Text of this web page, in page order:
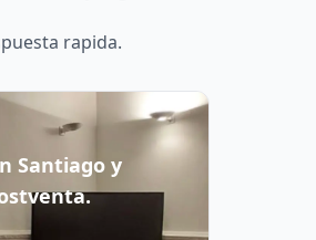
rapida.
Santiago y